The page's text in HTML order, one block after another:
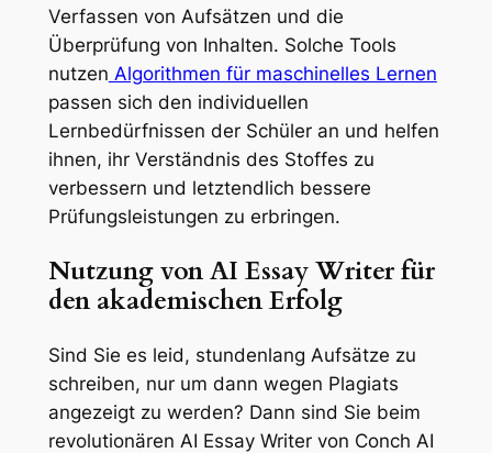
Verfassen von Aufsätzen und die
Überprüfung von Inhalten. Solche Tools
nutzen Algorithmen für maschinelles Lernen
passen sich den individuellen
Lernbedürfnissen der Schüler an und helfen
ihnen, ihr Verständnis des Stoffes zu
verbessern und letztendlich bessere
Prüfungsleistungen zu erbringen.
Nutzung von AI Essay Writer für
den akademischen Erfolg
Sind Sie es leid, stundenlang Aufsätze zu
schreiben, nur um dann wegen Plagiats
angezeigt zu werden? Dann sind Sie beim
revolutionären AI Essay Writer von Conch AI